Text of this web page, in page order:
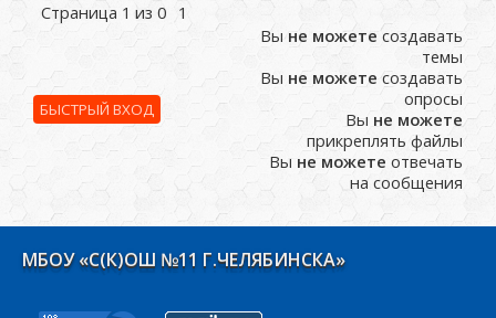
Страница 1 из 0 1
Выне можете создавать
темы
Вы не можете создавать
опросы
Вы не можете
прикреплять файлы
Вы не можете отвечать
на сообщения
МБОУ «С(К)ОШ №11 Г.ЧЕЛЯБИНСКА»